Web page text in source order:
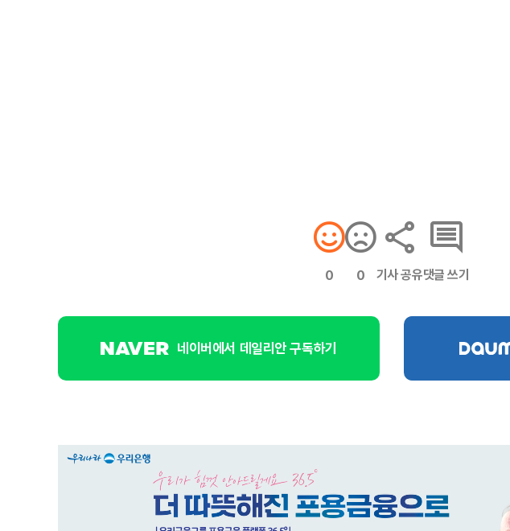
0 0 기사 공유댓글 쓰기
네이버에서 데일리안 구독하기